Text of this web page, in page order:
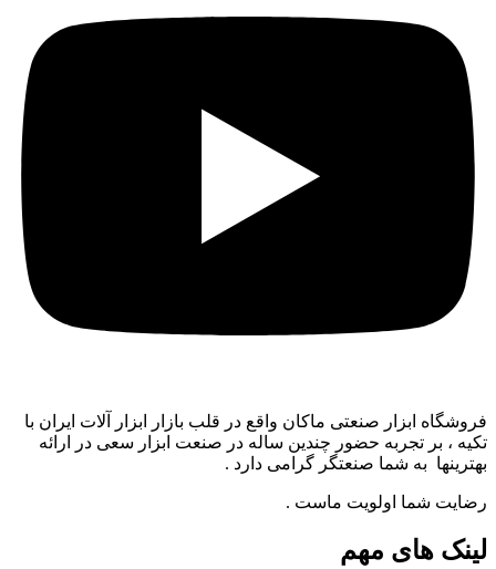
فروشگاه ابزار صنعتی ماکان واقع در قلب بازار ابزار آلات ایران با
تکیه ، بر تجربه حضور چندین ساله در صنعت ابزار سعی در ارائه
بهترینها به شما صنعتگر گرامی دارد .
رضایت شما اولویت ماست .
لینک های مهم